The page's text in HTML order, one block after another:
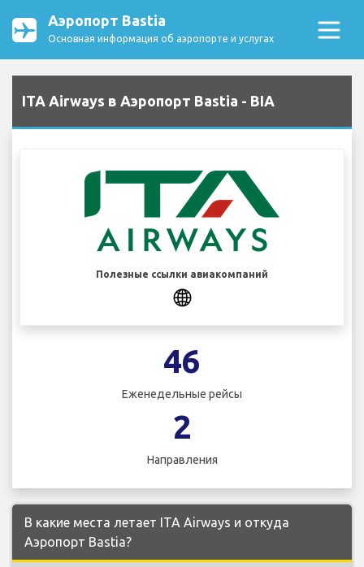
Аэропорт Bastia
Основная информация об аэропорте и услугах
ITA Airways в Аэропорт Bastia - BIA
Полезные ссылки авиакомпаний
46
Еженедельные рейсы
2
Направления
В какие места летает ITA Airways и откуда
Аэропорт Bastia?